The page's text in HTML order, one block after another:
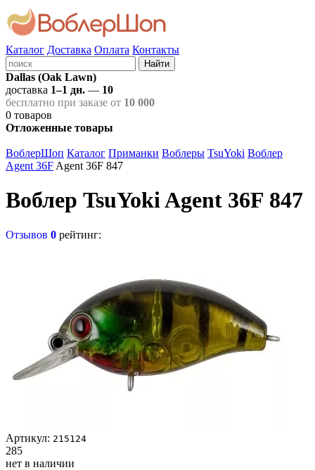
Каталог Доставка Оплата Контакты
Найти
Dallas (Oak Lawn)
доставка 1–1 дн. — 10
бесплатно при заказе от 10 000
0 товаров
Отложенные товары
ВоблерШоп Каталог Приманки Воблеры TsuYoki Воблер
Agent 36F Agent 36F 847
Воблер TsuYoki Agent 36F 847
Отзывов 0 рейтинг:
Артикул: 215124
285
нет в наличии